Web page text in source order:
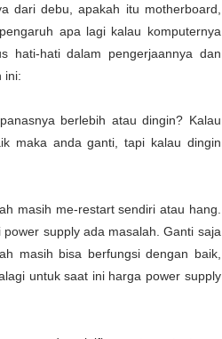
dari debu, apakah itu motherboard,
apa lagi kalau komputernya
hati-hati dalam pengerjaannya dan
ini:
berlebih atau dingin? Kalau
maka anda ganti, tapi kalau dingin
masih me-restart sendiri atau hang.
supply ada masalah. Ganti saja
masih bisa berfungsi dengan baik,
untuk saat ini harga power supply